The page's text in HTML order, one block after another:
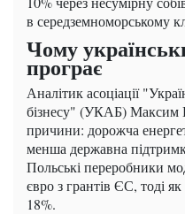
в середземноморському
Чому
програє
Аналітик асоціації
бізнесу" (УКАБ) Максим
причини: дорожча
менша державна
Польські переробники
євро з грантів ЄС, тоді
18%.